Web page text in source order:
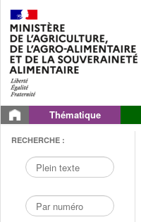
Thématique
RECHERCHE :